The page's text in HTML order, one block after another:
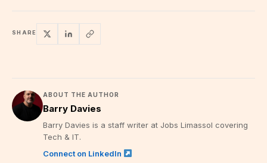
SHARE
ABOUT THE AUTHOR
Barry Davies
Barry Davies is a staff writer at Jobs Limassol covering
Tech & IT.
Connect on LinkedIn